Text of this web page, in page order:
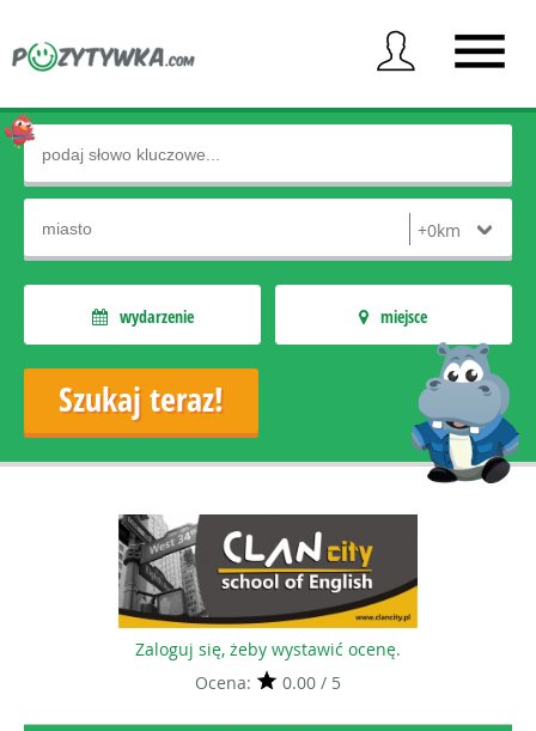
wydarzenie miejsce
Zaloguj się, żeby wystawić ocenę.
Ocena:
0.00 / 5